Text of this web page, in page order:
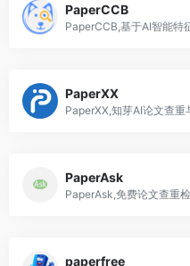
PaperCCB
PaperXX
PaperAsk
paperfree